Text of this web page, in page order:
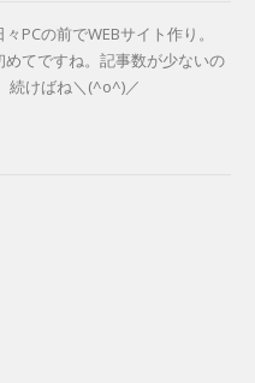
PCの前でWEBサイト作り。
てですね。記事数が少ないの
続けばね＼(^o^)／